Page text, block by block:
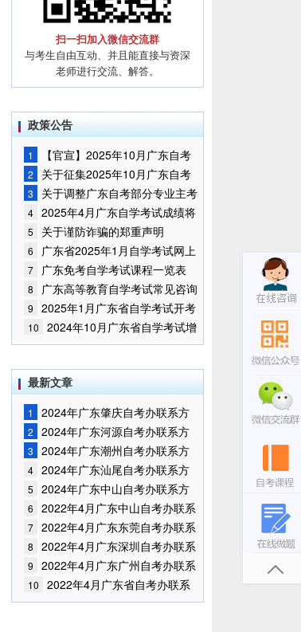
扫一扫加入微信交流群
与考生自由互动、并且能直接与资深
老师进行交流、解答。
政策公告
1
【官宣】2025年10月广东自考
报名时间通知
2
关于征集2025年10月广东自考
增加开考停考专业部分课程意向的
通告
3
关于调整广东自考部分专业主考
学校的通知
4 2025年4月广东自学考试成绩将
于5月9日公布
5 关于谨防诈骗的郑重声明
6
广东省2025年1月自学考试网上
报名报考须知
7 广东免考自学考试课程一览表
8
广东高等教育自学考试常见咨询
问题
9
2025年1月广东省自学考试开考
课程考试时间安排和使用教材的通
知
10
2024年10月广东省自学考试增
加一门开考课程的通告
最新文章
1
2024年广东肇庆自考办联系方
式
2
2024年广东河源自考办联系方
式
3
2024年广东潮州自考办联系方
式
4 2024年广东汕尾自考办联系方
式
5
2024年广东中山自考办联系方
式
6
2022年4月广东中山自考办联系
方式
7 2022年4月广东东莞自考办联系
方式
8
2022年4月广东深圳自考办联系
方式
9
2022年4月广东广州自考办联系
方式
10
2022年4月广东省自考办联系
地址及电话